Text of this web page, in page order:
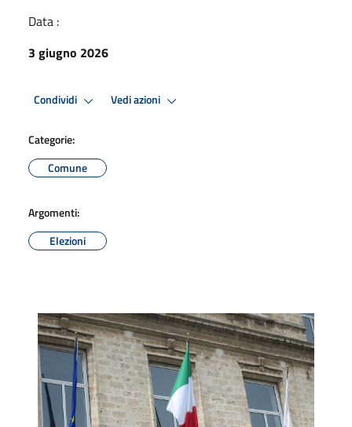
Data :
3 giugno 2026
Condividi Vedi azioni
Categorie:
Comune
Argomenti:
Elezioni